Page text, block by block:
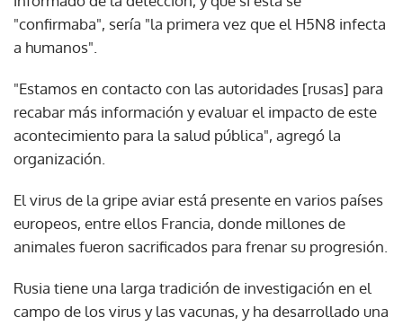
"confirmaba", sería "la primera vez que el H5N8 infecta
a humanos".
"Estamos en contacto con las autoridades [rusas] para
recabar más información y evaluar el impacto de este
acontecimiento para la salud pública", agregó la
organización.
El virus de la gripe aviar está presente en varios países
europeos, entre ellos Francia, donde millones de
animales fueron sacrificados para frenar su progresión.
Rusia tiene una larga tradición de investigación en el
campo de los virus y las vacunas, y ha desarrollado una